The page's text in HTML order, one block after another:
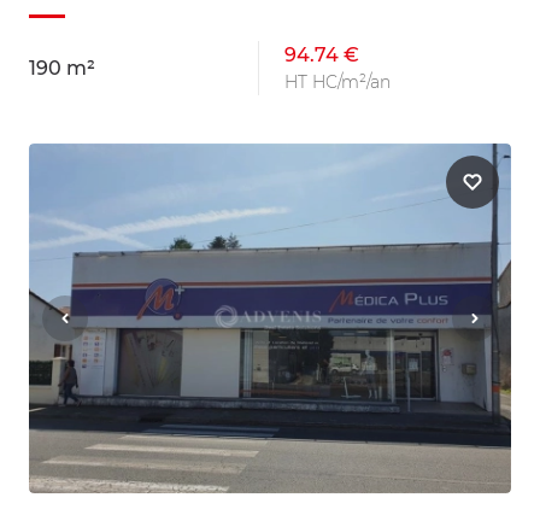
190 m²
94.74 €
HT HC/m²/an